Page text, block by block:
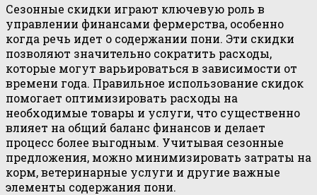
Сезонные скидки играют ключевую роль в
управлении финансами фермерства, особенно
когда речь идет о содержании пони. Эти скидки
позволяют значительно сократить расходы,
которые могут варьироваться в зависимости от
времени года. Правильное использование скидок
помогает оптимизировать расходы на
необходимые товары и услуги, что существенно
влияет на общий баланс финансов и делает
процесс более выгодным. Учитывая сезонные
предложения, можно минимизировать затраты на
корм, ветеринарные услуги и другие важные
элементы содержания пони.